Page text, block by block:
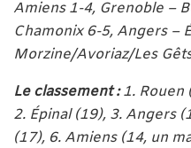
Amiens 1-4, Grenoble –
Chamonix 6-5, Angers –
Morzine/Avoriaz/Les
Le classement :1. Rouen
2. Épinal (19), 3. Angers
(17), 6. Amiens (14, un